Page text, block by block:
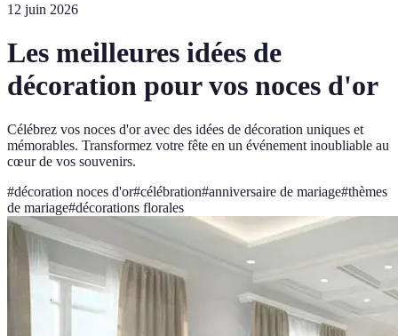
12 juin 2026
Les meilleures idées de
décoration pour vos noces d'or
Célébrez vos noces d'or avec des idées de décoration uniques et
mémorables. Transformez votre fête en un événement inoubliable au
cœur de vos souvenirs.
#décoration noces d'or#célébration#anniversaire de mariage#thèmes
de mariage#décorations florales